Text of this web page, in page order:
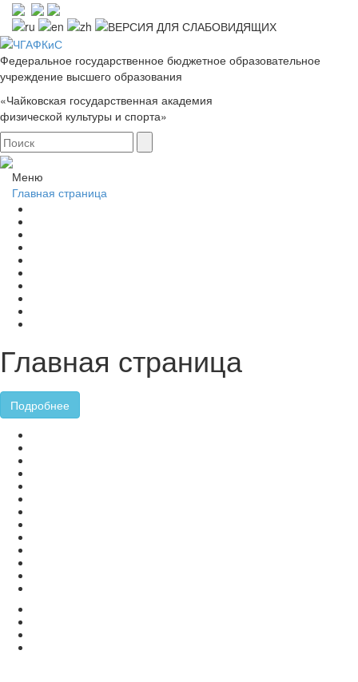
Федеральное государственное бюджетное образовательное
учреждение высшего образования
«Чайковская государственная академия
физической культуры и спорта»
Меню
Главная страница
Главная страница
Подробнее